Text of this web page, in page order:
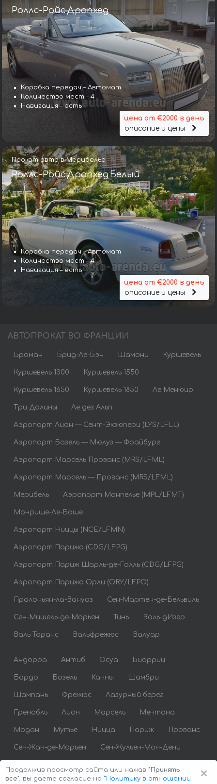
Роллс-Ройс Дропхед
Коробка передач – Автомат
Количество мест – 4
Навигация – есть
цена от €2000 в день
описание и цены
Прокат авто в Мерибелье
Роллс-Ройс Дропхед Белый
Коробка передач – Автомат
Количество мест – 4
Навигация – есть
цена от €2000 в день
описание и цены
АВТОПРОКАТ ВО ФРАНЦИИ
Браман Брид-Ле-Бэн Шамони Куршевель
Куршевель 1300 Куршевель 1550
Куршевель 1650 Куршевель 1850 Ле Менюир
Три Долины Ле дез Альп
Аэропорт Лион — Сент-Экзюпери (LYS/LFLL)
Аэропорт Базель — Мюлуз — Фрайбург
Аэропорт Марсель Прованс (MRS/LFML)
Аэропорт Марсель — Прованс (MRS/LFML)
Мерибель Аэропорт Монпелье (MPL/LFMT)
Монрише-Ле-Боше
Аэропорт Ниццы (NCE/LFMN)
Аэропорт Парижа (CDG/LFPG)
Аэропорт Париж Шарль-де-Голль (CDG/LFPG)
Аэропорт Парижа Орли (ORY/LFPO)
Пралоньян-ла-Вануаз Сен-Мартен-де-Бельвиль
Сен-Мишель-де-Морьен Тинь Валь-дИзер
Валь Торанс Вальфрежюс Валуар
Андорра Антиб Осуа Биарриц
Бордо Бозель Канны Шамбри
Шампань Фрежюс Лазурный берег
Гренобль Лион Марсель Ментона
Модан Мутье Ницца Париж Прованс
Сен-Жан-де-Морьен Сен-Жульен-Мон-Дени
×
Продолжив просмотр сайта или нажав "Принять
все", вы даёте согласие на ”Политику в отношении